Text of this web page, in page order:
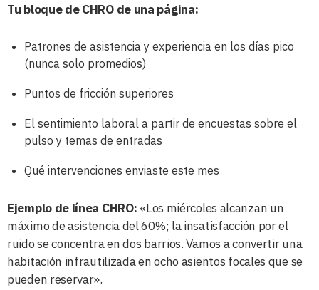
Tu bloque de CHRO de una página:
Patrones de asistencia y experiencia en los días pico
(nunca solo promedios)
Puntos de fricción superiores
El sentimiento laboral a partir de encuestas sobre el
pulso y temas de entradas
Qué intervenciones enviaste este mes
Ejemplo de línea CHRO: «Los miércoles alcanzan un
máximo de asistencia del 60%; la insatisfacción por el
ruido se concentra en dos barrios. Vamos a convertir una
habitación infrautilizada en ocho asientos focales que se
pueden reservar».